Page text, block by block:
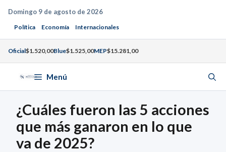
Saltar
contenido
Domingo 9 de agosto de 2026
Política Economía Internacionales
Oficial$1.520,00Blue$1.525,00MEP$15.281,00
Menú
¿Cuáles fueron las 5 acciones
que más ganaron en lo que
va de 2025?